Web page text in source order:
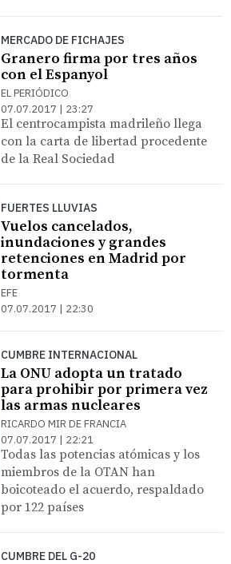
MERCADO DE FICHAJES
Granero firma por tres años
con el Espanyol
EL PERIÓDICO
07.07.2017 | 23:27
El centrocampista madrileño llega
con la carta de libertad procedente
de la Real Sociedad
FUERTES LLUVIAS
Vuelos cancelados,
inundaciones y grandes
retenciones en Madrid por
tormenta
EFE
07.07.2017 | 22:30
CUMBRE INTERNACIONAL
La ONU adopta un tratado
para prohibir por primera vez
las armas nucleares
RICARDO MIR DE FRANCIA
07.07.2017 | 22:21
Todas las potencias atómicas y los
miembros de la OTAN han
boicoteado el acuerdo, respaldado
por 122 países
CUMBRE DEL G-20